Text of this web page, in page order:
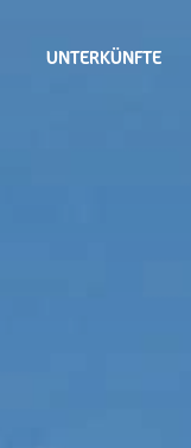
UNTERKÜNFTE